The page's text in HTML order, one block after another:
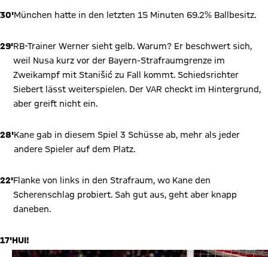
30'München hatte in den letzten 15 Minuten 69.2% Ballbesitz.
29'RB-Trainer Werner sieht gelb. Warum? Er beschwert sich,
weil Nusa kurz vor der Bayern-Strafraumgrenze im
Zweikampf mit Stanišić zu Fall kommt. Schiedsrichter
Siebert lässt weiterspielen. Der VAR checkt im Hintergrund,
aber greift nicht ein.
28'Kane gab in diesem Spiel 3 Schüsse ab, mehr als jeder
andere Spieler auf dem Platz.
22'Flanke von links in den Strafraum, wo Kane den
Scherenschlag probiert. Sah gut aus, geht aber knapp
daneben.
17'HUI!